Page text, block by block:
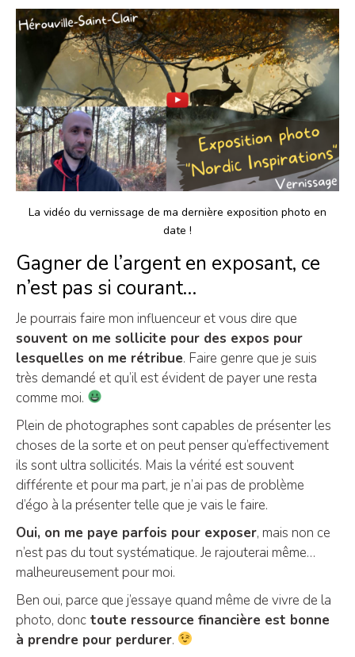
La vidéo du vernissage de ma dernière exposition photo en
date !
Gagner de l’argent en exposant, ce
n’est pas si courant…
Je pourrais faire mon influenceur et vous dire que
souvent on me sollicite pour des expos pour
lesquelles on me rétribue. Faire genre que je suis
très demandé et qu’il est évident de payer une resta
comme moi.
Plein de photographes sont capables de présenter les
choses de la sorte et on peut penser qu’effectivement
ils sont ultra sollicités. Mais la vérité est souvent
différente et pour ma part, je n’ai pas de problème
d’égo à la présenter telle que je vais le faire.
Oui, on me paye parfois pour exposer, mais non ce
n’est pas du tout systématique. Je rajouterai même…
malheureusement pour moi.
Ben oui, parce que j’essaye quand même de vivre de la
photo, donc toute ressource financière est bonne
à prendre pour perdurer.